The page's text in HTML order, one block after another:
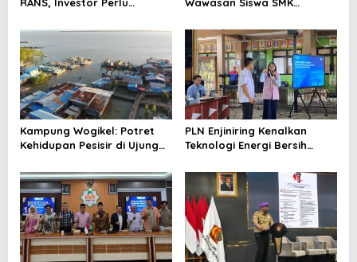
Menghindari Spekulasi
Berlebihan
Perubahan Iklim
Kampung Wogikel: Potret
Kehidupan Pesisir di Ujung
Bertahan di Tengah
Keterbatasan
PLN Enjiniring Kenalkan
Teknologi Energi Bersih